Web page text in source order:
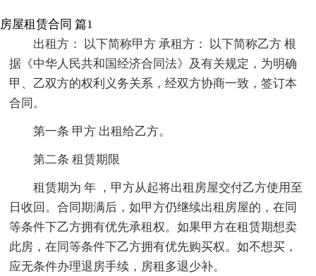
房屋租赁合同 篇1
出租方： 以下简称甲方 承租方： 以下简称乙方 根
据《中华人民共和国经济合同法》及有关规定，为明确
甲、乙双方的权利义务关系，经双方协商一致，签订本
合同。
第一条 甲方 出租给乙方。
第二条 租赁期限
租赁期为 年 ，甲方从起将出租房屋交付乙方使用至
日收回。合同期满后，如甲方仍继续出租房屋的，在同
等条件下乙方拥有优先承租权。如果甲方在租赁期想卖
此房，在同等条件下乙方拥有优先购买权。如不想买，
应无条件办理退房手续，房租多退少补。